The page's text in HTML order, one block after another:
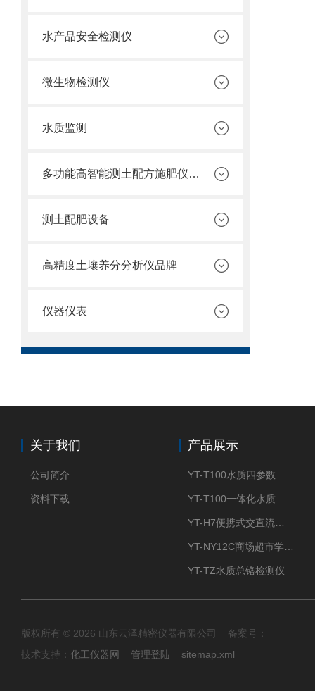
水产品安全检测仪
微生物检测仪
水质监测
多功能高智能测土配方施肥仪价格
测土配肥设备
高精度土壤养分分析仪品牌
仪器仪表
关于我们
公司简介
资料下载
产品展示
YT-TZ水质总铬检测仪
版权所有 © 2026 山东云泽精密仪器有限公司 备案号：
技术支持： 化工仪器网 管理登陆 sitemap.xml